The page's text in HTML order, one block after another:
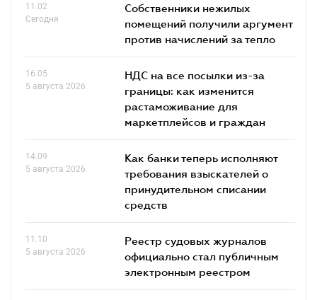
11.02
Сегодня
Собственники нежилых
помещений получили аргумент
против начислений за тепло
16.05
5 августа 2026
НДС на все посылки из-за
границы: как изменится
растаможивание для
маркетплейсов и граждан
14.09
5 августа 2026
Как банки теперь исполняют
требования взыскателей о
принудительном списании
средств
11.10
5 августа 2026
Реестр судовых журналов
официально стал публичным
электронным реестром